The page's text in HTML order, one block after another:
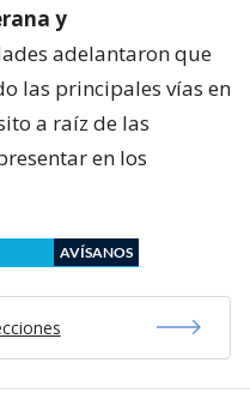
y
adelantaron que
las principales vías en
a raíz de las
en los
AVÍSANOS